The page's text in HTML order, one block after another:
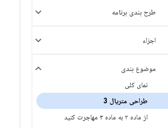
طرح بندی برنامه
اجزاء
موضوع بندی
نمای کلی
طراحی متریال 3
از ماده ۲ به ماده ۳ مهاجرت کنید